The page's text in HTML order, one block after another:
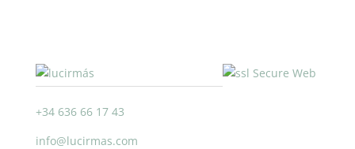
+34 636 66 17 43
info@lucirmas.com